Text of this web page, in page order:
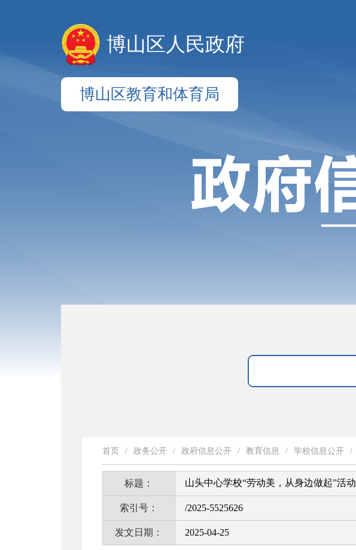
博山区人民政府
博山区教育和体育局
首页 / 政务公开 / 政府信息公开 / 教育信息 / 学校信息公开 /
标题： 山头中心学校“劳动美，从身边做起”活动
索引号： /2025-5525626
发文日期： 2025-04-25